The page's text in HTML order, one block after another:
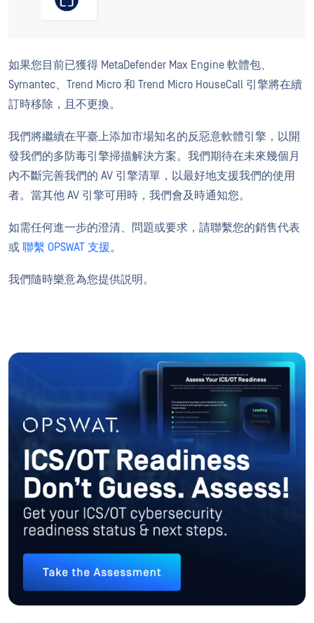
如果您目前已獲得 MetaDefender Max Engine 軟體包、
Symantec、Trend Micro 和 Trend Micro HouseCall 引擎將在續
訂時移除，且不更換。
我們將繼續在平臺上添加市場知名的反惡意軟體引擎，以開
發我們的多防毒引擎掃描解決方案。我們期待在未來幾個月
內不斷完善我們的 AV 引擎清單，以最好地支援我們的使用
者。當其他 AV 引擎可用時，我們會及時通知您。
如需任何進一步的澄清、問題或要求，請聯繫您的銷售代表
或 聯繫 OPSWAT 支援。
我們隨時樂意為您提供説明。